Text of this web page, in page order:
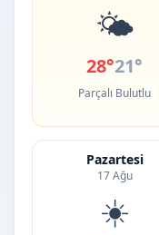
🌤️
28°21°
Parçalı Bulutlu
Pazartesi
17 Ağu
☀️